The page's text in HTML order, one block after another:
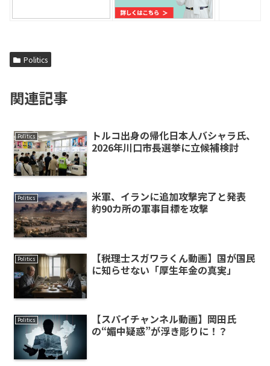
Politics
関連記事
Politics
トルコ出身の帰化日本人バシャラ氏、
2026年川口市長選挙に立候補検討
Politics
米軍、イランに追加攻撃完了と発表
約90カ所の軍事目標を攻撃
Politics
【税理士スガワラくん動画】国が国民
に知らせない「厚生年金の真実」
Politics
【スパイチャンネル動画】岡田氏
の“媚中疑惑”が浮き彫りに！？